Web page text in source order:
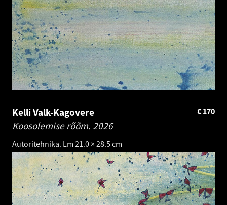
Kelli Valk-Kagovere
Koosolemise rõõm. 2026
Autoritehnika. Lm 21.0 × 28.5 cm
170
€